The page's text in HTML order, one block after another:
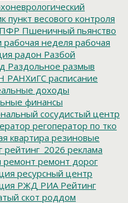
пункт весового контроля
ПФР Пшеничный пьянство
рабочая неделя рабочая
радон Разбой
Раздольное размыв
РАНХиГС расписание
доходы
финансы
сосудистый центр
регоператор по тко
квартира резиновые
рейтинг_2026 реклама
ремонт ремонт дорог
ресурсный центр
РЖД РИА Рейтинг
скот роддом